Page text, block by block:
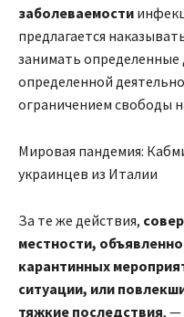
заболеваемости
предлагается
занимать определенные
определенной
ограничением свободы
Мировая пандемия:
украинцев из Италии
За те же действия,
местности,
карантинных
ситуации, или
тяжкие последствия, —